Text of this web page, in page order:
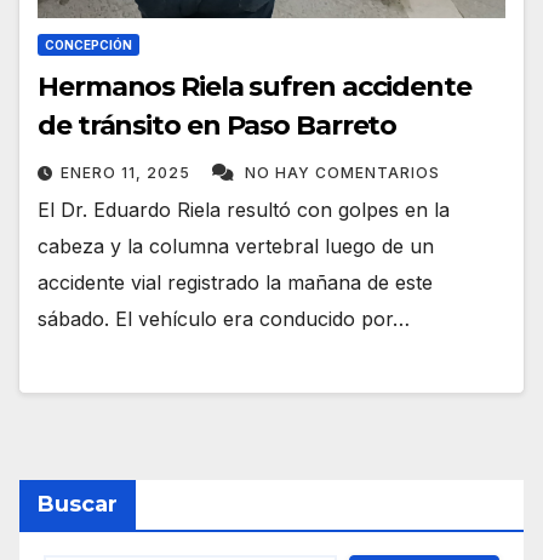
CONCEPCIÓN
Hermanos Riela sufren accidente
de tránsito en Paso Barreto
ENERO 11, 2025 NO HAY COMENTARIOS
El Dr. Eduardo Riela resultó con golpes en la
cabeza y la columna vertebral luego de un
accidente vial registrado la mañana de este
sábado. El vehículo era conducido por…
Buscar